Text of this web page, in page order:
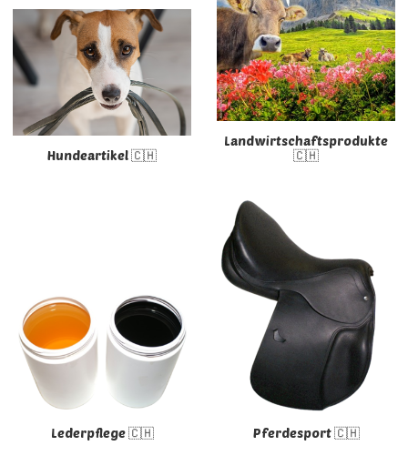
Hundeartikel 🇨🇭
Landwirtschaftsprodukte
🇨🇭
Lederpflege 🇨🇭 Pferdesport 🇨🇭